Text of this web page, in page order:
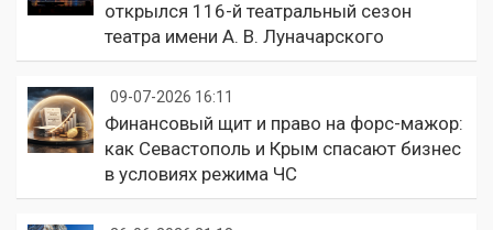
открылся 116-й театральный сезон
театра имени А. В. Луначарского
09-07-2026 16:11
Финансовый щит и право на форс-мажор:
как Севастополь и Крым спасают бизнес
в условиях режима ЧС